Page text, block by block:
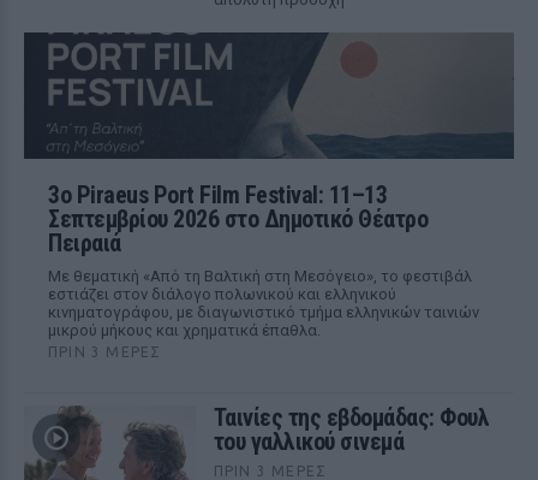
3ο Piraeus Port Film Festival: 11–13
Σεπτεμβρίου 2026 στο Δημοτικό Θέατρο
Πειραιά
Με θεματική «Από τη Βαλτική στη Μεσόγειο», το φεστιβάλ
εστιάζει στον διάλογο πολωνικού και ελληνικού
κινηματογράφου, με διαγωνιστικό τμήμα ελληνικών ταινιών
μικρού μήκους και χρηματικά έπαθλα.
ΠΡΙΝ 3 ΜΈΡΕΣ
Ταινίες της εβδομάδας: Φουλ
του γαλλικού σινεμά
ΠΡΙΝ 3 ΜΈΡΕΣ